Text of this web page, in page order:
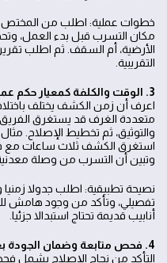
خطوات عملية: اطلب من
مكان التسرب قبل بدء العمل،
الأرضية، أم السقف. ثم اطلب
التقريبية.
3. الوقت والكلفة كمعيار حكم عملي
اعرف أن زمن الكشف يختلف
متعددة الغرف قد يستغرق
والتوثيق، ثم تخطيط الإصلاح.
استغرق الكشف ثلاث ساعات مع
وتبين أن التسرب من وصلة
نصيحة تطبيقية: اطلب جدولا
تفصيلي، وتأكد من وجود هامش
أنابيب قديمة تحتاج استبدالا جزئيا.
4. فحص متابعة وضمان الجودة بعد الإصلاح
التأكد من نجاح الإصلاح يشمل